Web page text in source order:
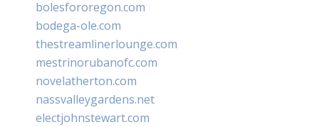
bolesfororegon.com
bodega-ole.com
thestreamlinerlounge.com
mestrinorubanofc.com
novelatherton.com
nassvalleygardens.net
electjohnstewart.com